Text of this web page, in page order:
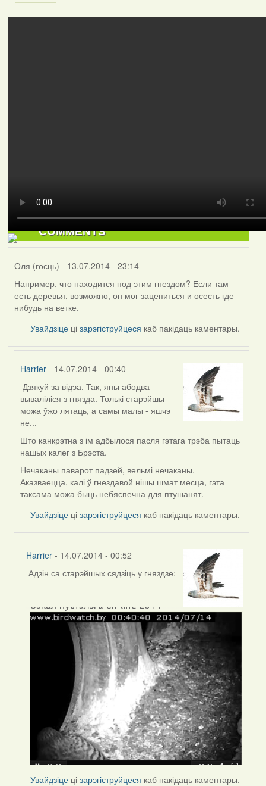
Увайдзіцеці каб пакідаць каментары.
COMMENTS
Оля (госць) - 13.07.2014 - 23:14
Например, что находится под этим гнездом? Если там
есть деревья, возможно, он мог зацепиться и осесть где-
нибудь на ветке.
Увайдзіце цізарэгіструйцеся каб пакідаць каментары.
Harrier - 14.07.2014 - 00:40
In
reply
to
by
Оля
(госць)
Дзякуй за відэа. Так, яны абодва
вываліліся з гнязда. Толькі старэйшы
можа ўжо лятаць, а самы малы - яшчэ
не...
Што канкрэтна з ім адбылося пасля гэтага трэба пытаць
нашых калег з Брэста.
Нечаканы паварот падзей, вельмі нечаканы.
Аказваецца, калі ў гнездавой нішы шмат месца, гэта
таксама можа быць небяспечна для птушанят.
Увайдзіце цізарэгіструйцеся каб пакідаць каментары.
Harrier - 14.07.2014 - 00:52
In
by
Адзін са старэйшых сядзіць у гняздзе:
Увайдзіце цізарэгіструйцеся каб пакідаць каментары.